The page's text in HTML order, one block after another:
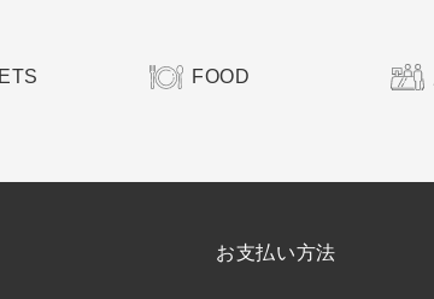
FOOD
お支払い方法